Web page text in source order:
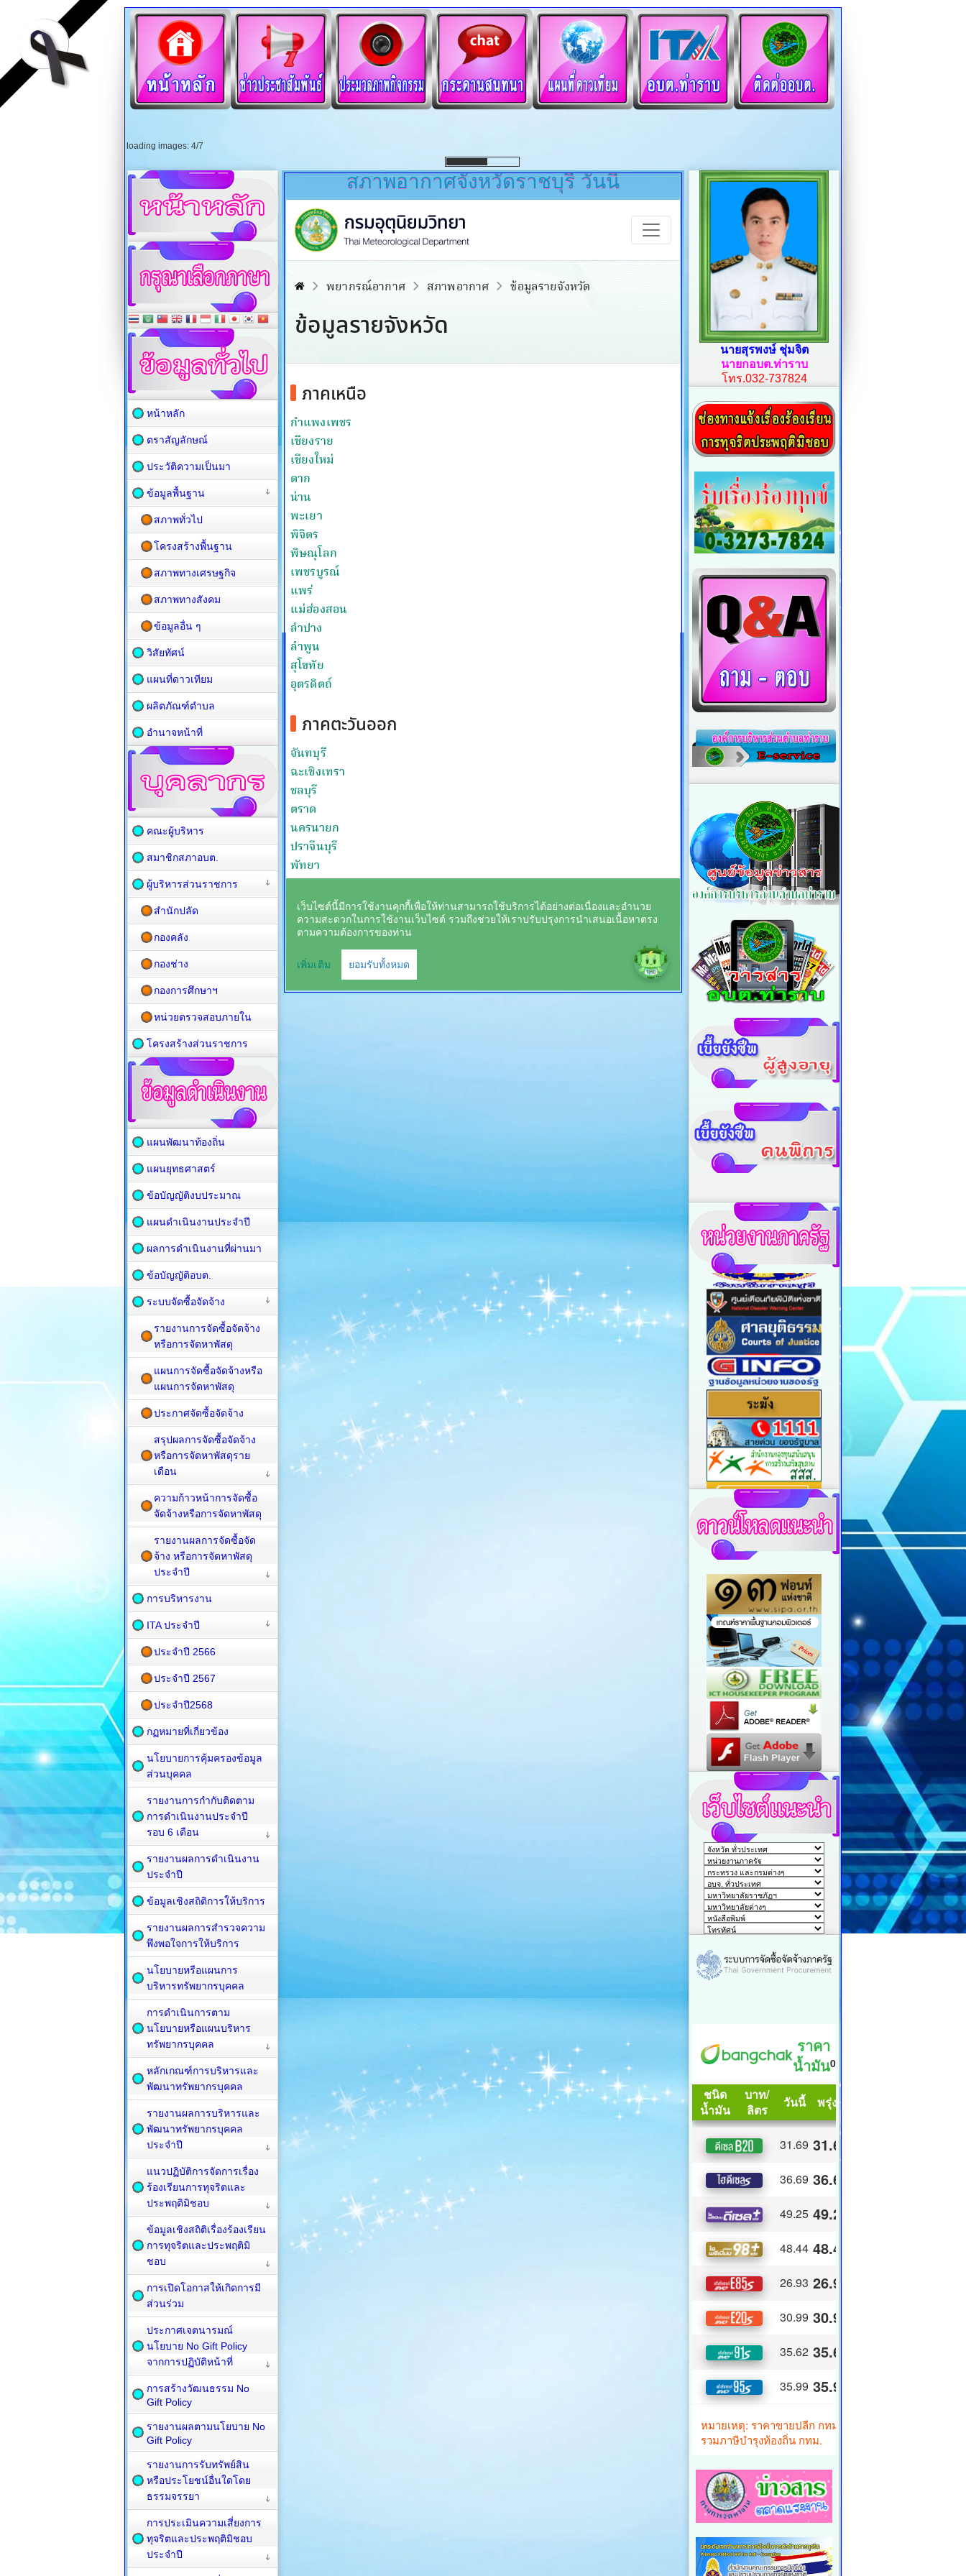
loading images: 4/7
สภาพอากาศจังหวัดราชบุรี วันนี้
หน้าหลัก
ตราสัญลักษณ์
ประวัติความเป็นมา
ข้อมูลพื้นฐาน
สภาพทั่วไป
โครงสร้างพื้นฐาน
สภาพทางเศรษฐกิจ
สภาพทางสังคม
ข้อมูลอื่น ๆ
วิสัยทัศน์
แผนที่ดาวเทียม
ผลิตภัณฑ์ตำบล
อำนาจหน้าที่
คณะผู้บริหาร
สมาชิกสภาอบต.
ผู้บริหารส่วนราชการ
สำนักปลัด
กองคลัง
กองช่าง
กองการศึกษาฯ
หน่วยตรวจสอบภายใน
โครงสร้างส่วนราชการ
แผนพัฒนาท้องถิ่น
แผนยุทธศาสตร์
ข้อบัญญัติงบประมาณ
แผนดำเนินงานประจำปี
ผลการดำเนินงานที่ผ่านมา
ข้อบัญญัติอบต.
ระบบจัดซื้อจัดจ้าง
รายงานการจัดซื้อจัดจ้าง
หรือการจัดหาพัสดุ
แผนการจัดซื้อจัดจ้างหรือ
แผนการจัดหาพัสดุ
ประกาศจัดซื้อจัดจ้าง
สรุปผลการจัดซื้อจัดจ้าง
หรือการจัดหาพัสดุราย
เดือน
ความก้าวหน้าการจัดซื้อ
จัดจ้างหรือการจัดหาพัสดุ
รายงานผลการจัดซื้อจัด
จ้าง หรือการจัดหาพัสดุ
ประจำปี
การบริหารงาน
ITA ประจำปี
ประจำปี 2566
ประจำปี 2567
ประจำปี2568
กฏหมายที่เกี่ยวข้อง
นโยบายการคุ้มครองข้อมูล
ส่วนบุคคล
รายงานการกำกับติดตาม
การดำเนินงานประจำปี
รอบ 6 เดือน
รายงานผลการดำเนินงาน
ประจำปี
ข้อมูลเชิงสถิติการให้บริการ
รายงานผลการสำรวจความ
พึงพอใจการให้บริการ
นโยบายหรือแผนการ
บริหารทรัพยากรบุคคล
การดำเนินการตาม
นโยบายหรือแผนบริหาร
ทรัพยากรบุคคล
หลักเกณฑ์การบริหารและ
พัฒนาทรัพยากรบุคคล
รายงานผลการบริหารและ
พัฒนาทรัพยากรบุคคล
ประจำปี
แนวปฏิบัติการจัดการเรื่อง
ร้องเรียนการทุจริตและ
ประพฤติมิชอบ
ข้อมูลเชิงสถิติเรื่องร้องเรียน
การทุจริตและประพฤติมิ
ชอบ
การเปิดโอกาสให้เกิดการมี
ส่วนร่วม
ประกาศเจตนารมณ์
นโยบาย No Gift Policy
จากการปฏิบัติหน้าที่
การสร้างวัฒนธรรม No
Gift Policy
รายงานผลตามนโยบาย No
Gift Policy
รายงานการรับทรัพย์สิน
หรือประโยชน์อื่นใดโดย
ธรรมจรรยา
การประเมินความเสี่ยงการ
ทุจริตและประพฤติมิชอบ
ประจำปี
นายสุรพงษ์ ชุ่มจิต
นายกอบต.ท่าราบ
โทร.032-737824